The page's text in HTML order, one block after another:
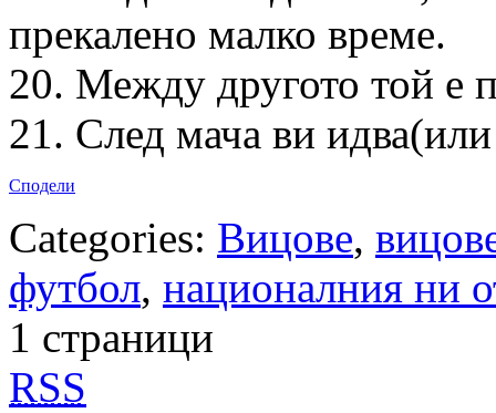
прекалено малко време.
20. Между другото той е
21. След мача ви идва(или
Сподели
Categories: Вицове,
футбол, националния ни
1 страници
RSS